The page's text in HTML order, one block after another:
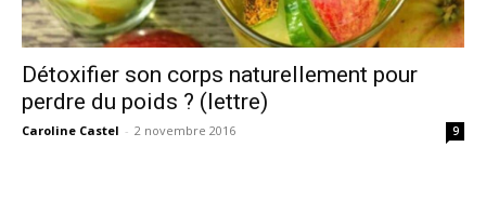
Détoxifier son corps naturellement pour
perdre du poids ? (lettre)
Caroline Castel - 2 novembre 2016 9